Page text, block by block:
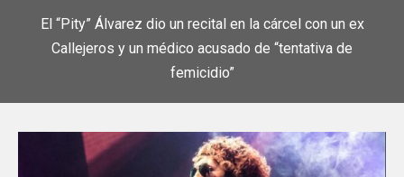
El “Pity” Álvarez dio un recital en la cárcel con un ex
Callejeros y un médico acusado de “tentativa de
femicidio”